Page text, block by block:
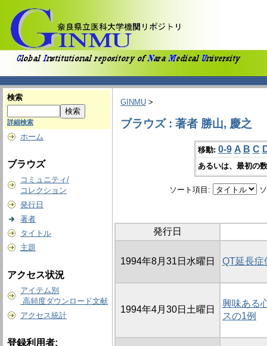
検索
詳細検索
ホーム
ブラウズ
コミュニティ/
コレクション
発行日
著者
タイトル
主題
アクセス状況
アイテム別
高頻度ダウンロード文献
アクセス統計
登録利用者:
GINMU >
ブラウズ : 著者 勝山, 慶之
移動: 0-9 A B C
あるいは、最初の
ソート項目:
発行日
1994年8月31日水曜日 QT延長症
1994年4月30日土曜日
興味ある
スの1例